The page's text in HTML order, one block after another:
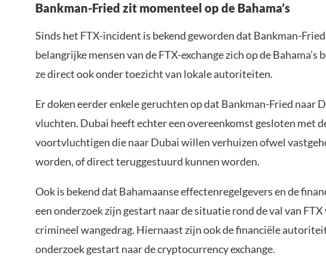
Bankman-Fried zit momenteel op de Bahama’s
Sinds het FTX-incident is bekend geworden dat Bankman-
belangrijke mensen van de FTX-exchange zich op de Bahama’s
ze direct ook onder toezicht van lokale autoriteiten.
Er doken eerder enkele geruchten op dat Bankman-Fried naar
vluchten. Dubai heeft echter een overeenkomst gesloten met
voortvluchtigen die naar Dubai willen verhuizen ofwel
worden, of direct teruggestuurd kunnen worden.
Ook is bekend dat Bahamaanse effectenregelgevers en de
een onderzoek zijn gestart naar de situatie rond de val van
crimineel wangedrag. Hiernaast zijn ook de financiële
onderzoek gestart naar de cryptocurrency exchange.